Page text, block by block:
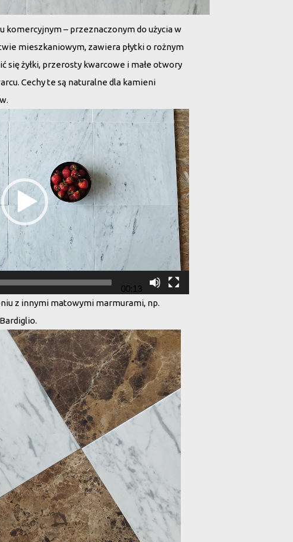
komercyjnym – przeznaczonym do użycia w
mieszkaniowym, zawiera płytki o rożnym
się żyłki, przerosty kwarcowe i małe otwory
Cechy te są naturalne dla kamieni
00:13
z innymi matowymi marmurami, np.